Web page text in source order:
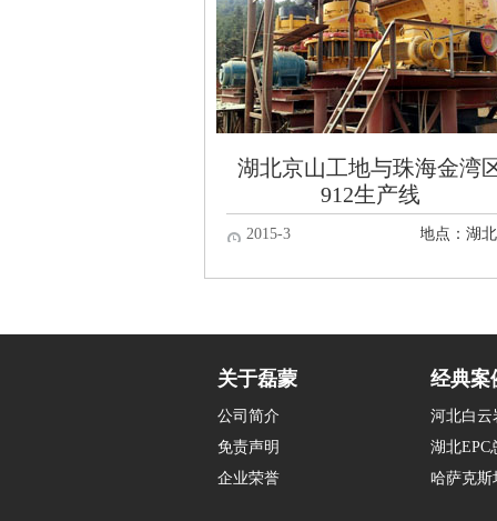
湖北京山工地与珠海金湾
912生产线
2015-3 地点：湖北
关于磊蒙
公司简介
免责声明
企业荣誉
经典案
河北白云
湖北EPC
哈萨克斯